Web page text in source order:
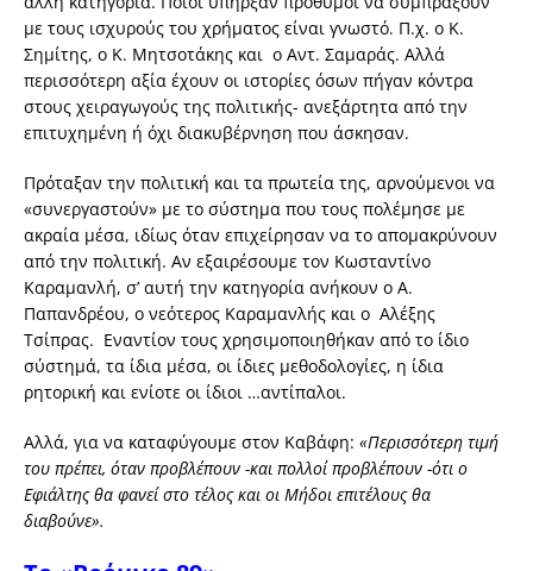
με τους ισχυρούς του χρήματος είναι γνωστό. Π.χ. ο Κ.
Σημίτης, ο Κ. Μητσοτάκης και ο Αντ. Σαμαράς. Αλλά
περισσότερη αξία έχουν οι ιστορίες όσων πήγαν κόντρα
στους χειραγωγούς της πολιτικής- ανεξάρτητα από την
επιτυχημένη ή όχι διακυβέρνηση που άσκησαν.
Πρόταξαν την πολιτική και τα πρωτεία της, αρνούμενοι να
«συνεργαστούν» με το σύστημα που τους πολέμησε με
ακραία μέσα, ιδίως όταν επιχείρησαν να το απομακρύνουν
από την πολιτική. Αν εξαιρέσουμε τον Κωσταντίνο
Καραμανλή, σ’ αυτή την κατηγορία ανήκουν ο Α.
Παπανδρέου, ο νεότερος Καραμανλής και ο Αλέξης
Τσίπρας. Εναντίον τους χρησιμοποιηθήκαν από το ίδιο
σύστημά, τα ίδια μέσα, οι ίδιες μεθοδολογίες, η ίδια
ρητορική και ενίοτε οι ίδιοι …αντίπαλοι.
Αλλά, για να καταφύγουμε στον Καβάφη: «Περισσότερη τιμή
του πρέπει, όταν προβλέπουν -και πολλοί προβλέπουν -ότι ο
Εφιάλτης θα φανεί στο τέλος και οι Μήδοι επιτέλους θα
διαβούνε».